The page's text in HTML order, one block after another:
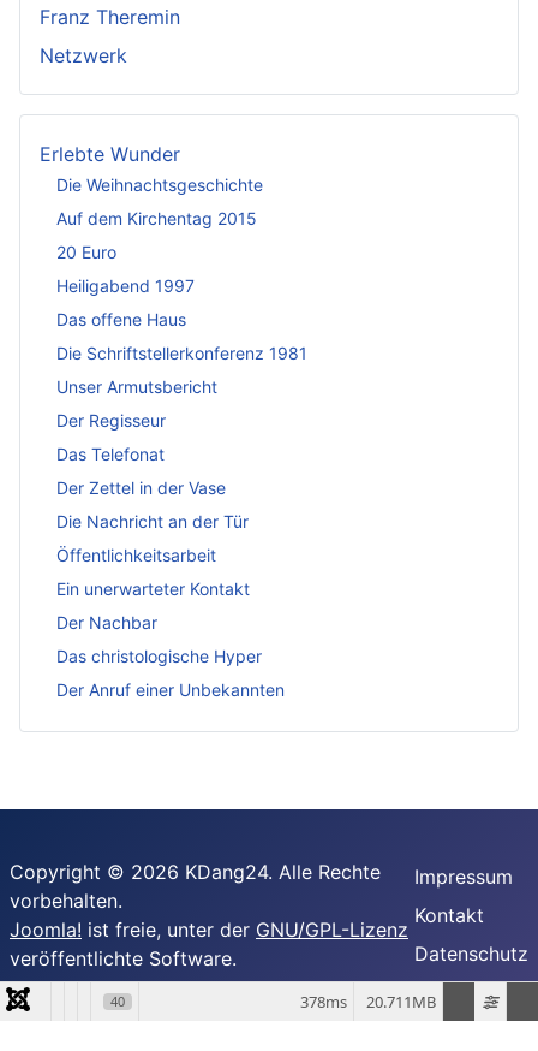
Franz Theremin
Netzwerk
Erlebte Wunder
Die Weihnachtsgeschichte
Auf dem Kirchentag 2015
20 Euro
Heiligabend 1997
Das offene Haus
Die Schriftstellerkonferenz 1981
Unser Armutsbericht
Der Regisseur
Das Telefonat
Der Zettel in der Vase
Die Nachricht an der Tür
Öffentlichkeitsarbeit
Ein unerwarteter Kontakt
Der Nachbar
Das christologische Hyper
Der Anruf einer Unbekannten
Copyright © 2026 KDang24. Alle Rechte
vorbehalten.
Joomla! ist freie, unter der GNU/GPL-Lizenz
veröffentlichte Software.
Impressum
Kontakt
Datenschutz
40 20.711MB
378ms